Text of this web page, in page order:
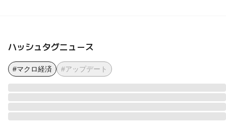
ハッシュタグニュース
#マクロ経済 #アップデート